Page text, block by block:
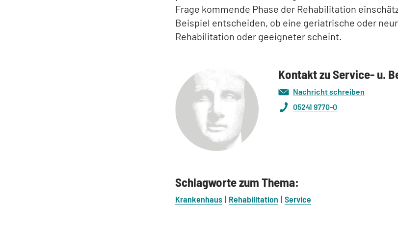
Frage kommende Phase der Rehabilitation
Beispiel entscheiden, ob eine geriatrische oder
Rehabilitation oder geeigneter scheint.
Kontakt zu Service- u.
Nachricht schreiben
05241 9770-0
Schlagworte zum Thema:
Krankenhaus Rehabilitation Service